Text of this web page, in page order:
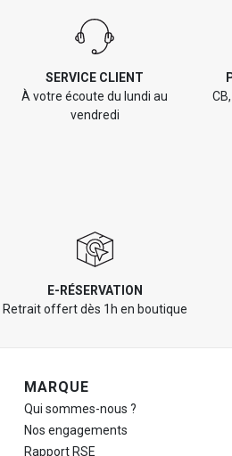
SERVICE CLIENT
À votre écoute du lundi au
vendredi
E-RÉSERVATION
Retrait offert dès 1h en boutique
Navigation de pied de page
MARQUE
Qui sommes-nous ?
Nos engagements
Rapport RSE